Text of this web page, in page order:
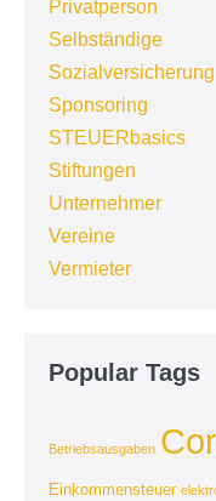
Privatperson
Selbständige
Sozialversicherung
Sponsoring
STEUERbasics
Stiftungen
Unternehmer
Vereine
Vermieter
Popular Tags
Betriebsausgaben
Einkommensteuer